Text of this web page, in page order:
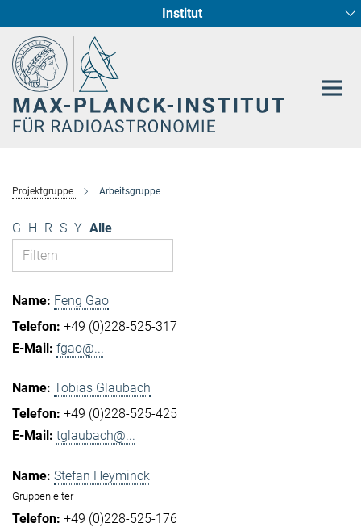
Institut
Radioastronomische Fundamentalphysik
Sternentstehung und Galaxienentwicklung
Projektgruppe Arbeitsgruppe
G H R S Y Alle
Feng Gao
+49 (0)228-525-317
fgao@...
Tobias Glaubach
+49 (0)228-525-425
tglaubach@...
Stefan Heyminck
Gruppenleiter
+49 (0)228-525-176